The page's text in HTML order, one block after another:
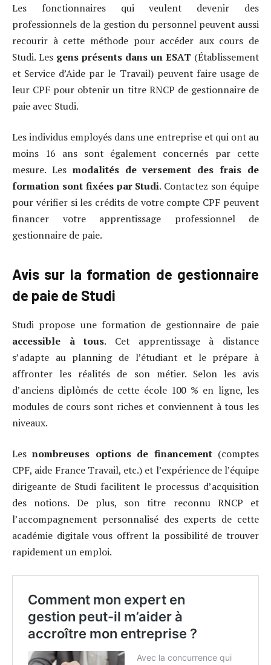
Les fonctionnaires qui veulent devenir des
professionnels de la gestion du personnel peuvent aussi
recourir à cette méthode pour accéder aux cours de
Studi. Les gens présents dans un ESAT (Établissement
et Service d’Aide par le Travail) peuvent faire usage de
leur CPF pour obtenir un titre RNCP de gestionnaire de
paie avec Studi.
Les individus employés dans une entreprise et qui ont au
moins 16 ans sont également concernés par cette
mesure. Les modalités de versement des frais de
formation sont fixées par Studi. Contactez son équipe
pour vérifier si les crédits de votre compte CPF peuvent
financer votre apprentissage professionnel de
gestionnaire de paie.
Avis sur la formation de gestionnaire
de paie de Studi
Studi propose une formation de gestionnaire de paie
accessible à tous. Cet apprentissage à distance
s’adapte au planning de l’étudiant et le prépare à
affronter les réalités de son métier. Selon les avis
d’anciens diplômés de cette école 100 % en ligne, les
modules de cours sont riches et conviennent à tous les
niveaux.
Lesnombreuses options de financement(comptes
CPF, aide France Travail, etc.) et l’expérience de l’équipe
dirigeante de Studi facilitent le processus d’acquisition
des notions. De plus, son titre reconnu RNCP et
l’accompagnement personnalisé des experts de cette
académie digitale vous offrent la possibilité de trouver
rapidement un emploi.